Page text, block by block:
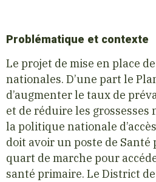
Problématique et contexte
Le projet de mise en place
nationales. D’une part le
d’augmenter le taux de
et de réduire les grossesses
la politique nationale
doit avoir un poste de
quart de marche pour
santé primaire. Le District